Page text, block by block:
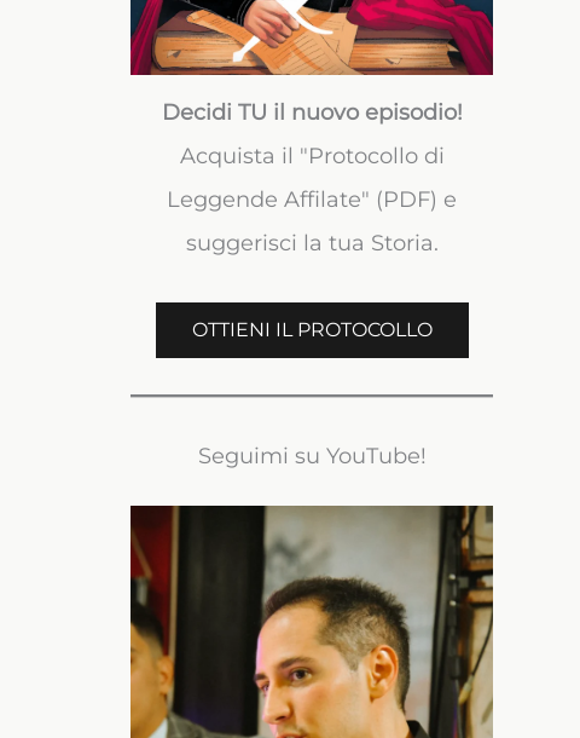
Decidi TU il nuovo episodio!
Acquista il "Protocollo di
Leggende Affilate" (PDF) e
suggerisci la tua Storia.
OTTIENI IL PROTOCOLLO
Seguimi su YouTube!